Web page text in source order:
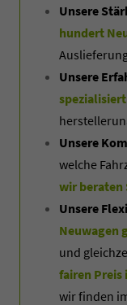
Unsere
hundert
Unsere
Unsere
welche
wir beraten
Unsere
Neuwagen
und
fairen Preis
wir finden